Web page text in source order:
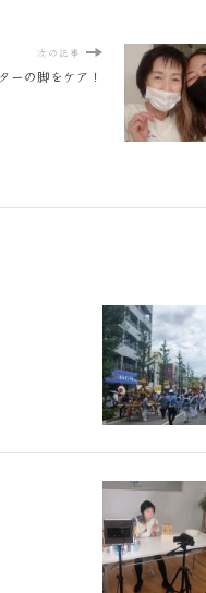
次の記事
ーの脚をケア！